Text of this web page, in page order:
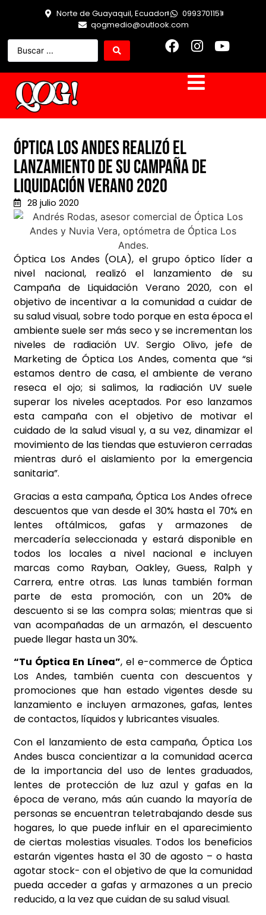
Norte de Guayaquil, Ecuador
0993701151
qogmedio@outlook.com
Óptica Los Andes realizó el
lanzamiento de su Campaña de
Liquidación Verano 2020
28 julio 2020
Óptica Los Andes (OLA), el grupo óptico líder a
nivel nacional, realizó el lanzamiento de su
Campaña de Liquidación Verano 2020, con el
objetivo de incentivar a la comunidad a cuidar de
su salud visual, sobre todo porque en esta época el
ambiente suele ser más seco y se incrementan los
niveles de radiación UV. Sergio Olivo, jefe de
Marketing de Óptica Los Andes, comenta que “si
estamos dentro de casa, el ambiente de verano
reseca el ojo; si salimos, la radiación UV suele
superar los niveles aceptados. Por eso lanzamos
esta campaña con el objetivo de motivar el
cuidado de la salud visual y, a su vez, dinamizar el
movimiento de las tiendas que estuvieron cerradas
mientras duró el aislamiento por la emergencia
sanitaria”.
Gracias a esta campaña, Óptica Los Andes ofrece
descuentos que van desde el 30% hasta el 70% en
lentes oftálmicos, gafas y armazones de
mercadería seleccionada y estará disponible en
todos los locales a nivel nacional e incluyen
marcas como Rayban, Oakley, Guess, Ralph y
Carrera, entre otras. Las lunas también forman
parte de esta promoción, con un 20% de
descuento si se las compra solas; mientras que si
van acompañadas de un armazón, el descuento
puede llegar hasta un 30%.
“Tu Óptica En Línea”, el e-commerce de Óptica
Los Andes, también cuenta con descuentos y
promociones que han estado vigentes desde su
lanzamiento e incluyen armazones, gafas, lentes
de contactos, líquidos y lubricantes visuales.
Con el lanzamiento de esta campaña, Óptica Los
Andes busca concientizar a la comunidad acerca
de la importancia del uso de lentes graduados,
lentes de protección de luz azul y gafas en la
época de verano, más aún cuando la mayoría de
personas se encuentran teletrabajando desde sus
hogares, lo que puede influir en el aparecimiento
de ciertas molestias visuales. Todos los beneficios
estarán vigentes hasta el 30 de agosto – o hasta
agotar stock- con el objetivo de que la comunidad
pueda acceder a gafas y armazones a un precio
reducido, a la vez que cuidan de su salud visual.